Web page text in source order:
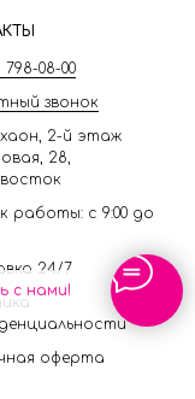
с нами!
798-08-00
звонок
2-й этаж
28,
работы: с 9:00 до
24/7
оферта